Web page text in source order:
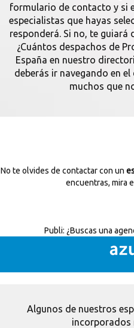
formulario de contacto y si
especialistas que hayas
responderá. Si no, te guiará
¿Cuántos despachos de
España en nuestro
deberás ir navegando en
muchos que
No te olvides de contactar con un
encuentras, mira
Publi: ¿Buscas una
Algunos de nuestros
incorporados